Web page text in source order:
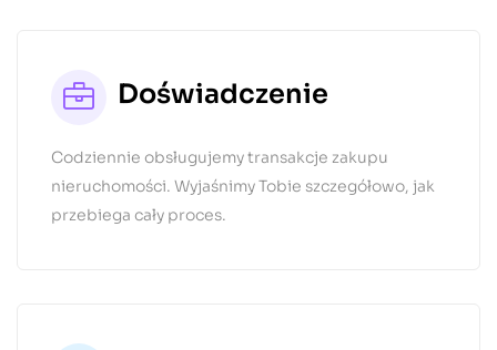
Doświadczenie
Codziennie obsługujemy transakcje zakupu
nieruchomości. Wyjaśnimy Tobie szczegółowo, jak
przebiega cały proces.